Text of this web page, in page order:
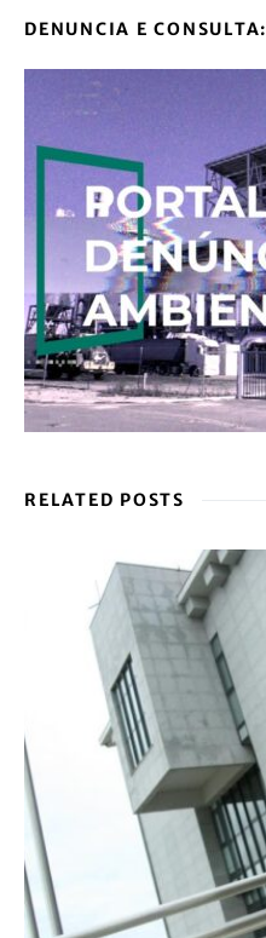
DENUNCIA E CONSULTA:
RELATED POSTS